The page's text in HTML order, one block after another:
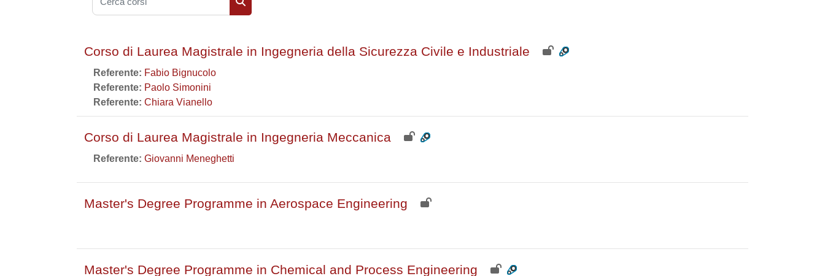
Corso di Laurea Magistrale in Ingegneria della Sicurezza Civile e Industriale
Referente: Fabio Bignucolo
Referente: Paolo Simonini
Referente: Chiara Vianello
Corso di Laurea Magistrale in Ingegneria Meccanica
Referente: Giovanni Meneghetti
Master's Degree Programme in Aerospace Engineering
Master's Degree Programme in Chemical and Process Engineering